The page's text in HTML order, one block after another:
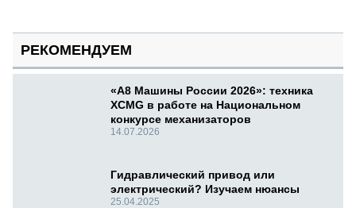
РЕКОМЕНДУЕМ
«А8 Машины России 2026»: техника
XCMG в работе на Национальном
конкурсе механизаторов
14.07.2026
Гидравлический привод или
электрический? Изучаем нюансы
25.04.2025